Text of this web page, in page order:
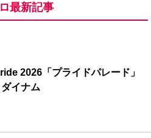
最新記事
2026「プライドパレード」
イナム